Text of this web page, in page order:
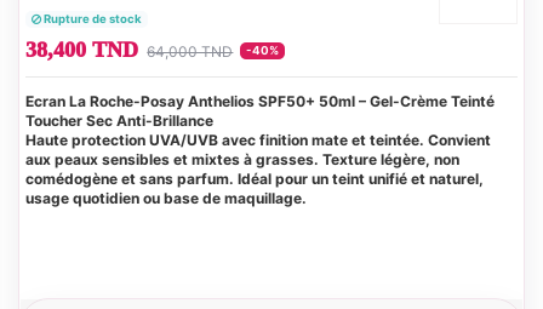
Rupture de stock
38,400 TND 64,000 TND -40%
Ecran La Roche-Posay Anthelios SPF50+ 50ml – Gel-Crème Teinté
Toucher Sec Anti-Brillance
Haute protection UVA/UVB avec finition mate et teintée. Convient
aux peaux sensibles et mixtes à grasses. Texture légère, non
comédogène et sans parfum. Idéal pour un teint unifié et naturel,
usage quotidien ou base de maquillage.